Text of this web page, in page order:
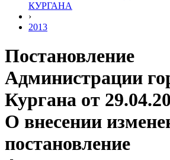
КУРГАНА
›
2013
Постановление
Администрации
Кургана от
О внесении
постановление